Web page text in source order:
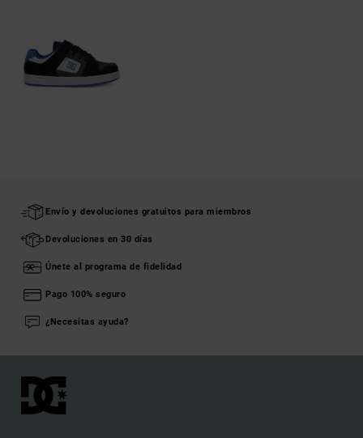
Envío y devoluciones gratuitos para miembros
Devoluciones en 30 días
Únete al programa de fidelidad
Pago 100% seguro
¿Necesitas ayuda?